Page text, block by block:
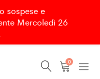
0
sospese e
Mercoledì 26